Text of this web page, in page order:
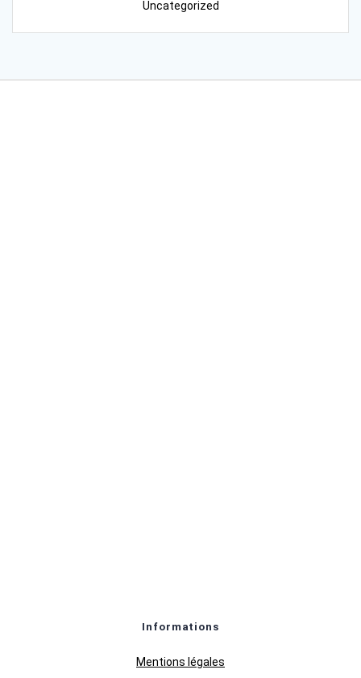
Uncategorized
Informations
Mentions légales